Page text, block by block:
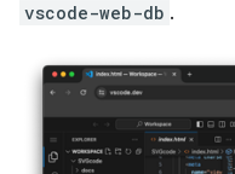
vscode-web-db .